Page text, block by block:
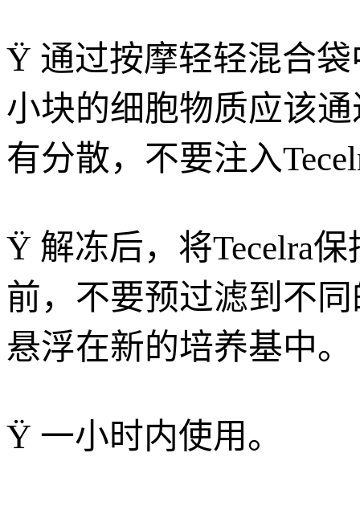
Ÿ 通过按摩轻轻混合
小块的细胞物质应该
有分散，不要注入
Ÿ 解冻后，将Tecelra
前，不要预过滤到不
悬浮在新的培养基中。
Ÿ 一小时内使用。